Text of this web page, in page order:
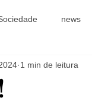
news
1 min de leitura